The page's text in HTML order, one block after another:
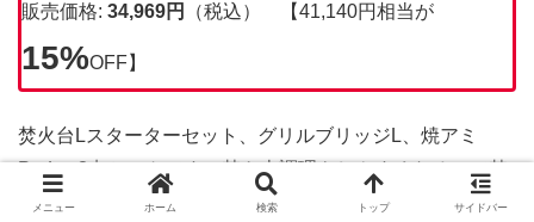
販売価格: 34,969円 （税込） 【41,140円相当が
15%OFF】
焚火台Lスターターセット、グリルブリッジL、焼アミ
ProLの3点セットです。焚き火調理もしやすくなるので焚
火台Lの購入を考えていた方にはおすすめです。
メニュー ホーム 検索 トップ サイドバー